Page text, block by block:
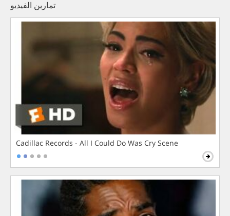
تمارين الفيديو
Cadillac Records - All I Could Do Was Cry Scene